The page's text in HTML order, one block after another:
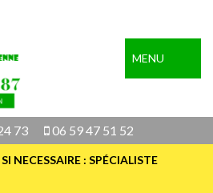
MENU
73 06 59 47 51 52
NECESSAIRE : SPÉCIALISTE